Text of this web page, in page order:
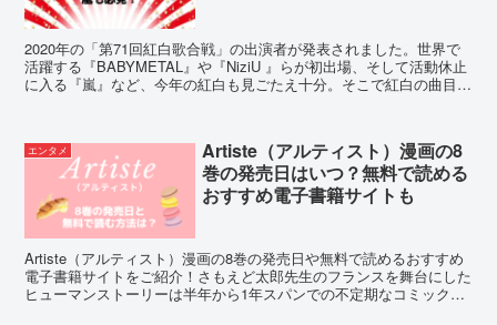
2020年の「第71回紅白歌合戦」の出演者が発表されました。世界で
活躍する『BABYMETAL』や『NiziU 』らが初出場、そして活動休止
に入る『嵐』など、今年の紅白も見ごたえ十分。そこで紅白の曲目や
エンタメ
Artiste（アルティスト）漫画の8
巻の発売日はいつ？無料で読める
おすすめ電子書籍サイトも
Artiste（アルティスト）漫画の8巻の発売日や無料で読めるおすすめ
電子書籍サイトをご紹介！さもえど太郎先生のフランスを舞台にした
ヒューマンストーリーは半年から1年スパンでの不定期なコミック発